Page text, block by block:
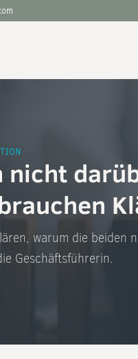
nicht
warum die
Geschäftsführerin.